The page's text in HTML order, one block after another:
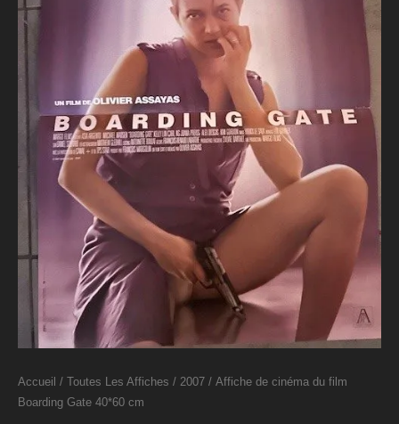
Accueil / Toutes Les Affiches / 2007 / Affiche de cinéma du film
Boarding Gate 40*60 cm